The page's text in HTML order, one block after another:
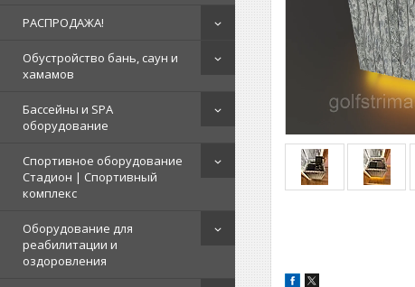
РАСПРОДАЖА!
Обустройство бань, саун и
хамамов
Бассейны и SPA
оборудование
Спортивное оборудование
Стадион | Cпортивный
комплекс
Оборудование для
реабилитации и
оздоровления